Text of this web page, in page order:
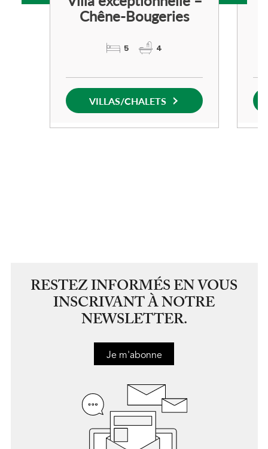
RESTEZ INFORMÉS EN VOUS
INSCRIVANT À NOTRE
NEWSLETTER.
Je m'abonne